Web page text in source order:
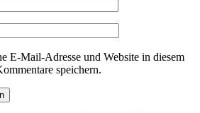
E-Mail-Adresse und Website in diesem
speichern.